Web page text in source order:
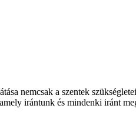
nemcsak a szentek
irántunk és mindenki iránt